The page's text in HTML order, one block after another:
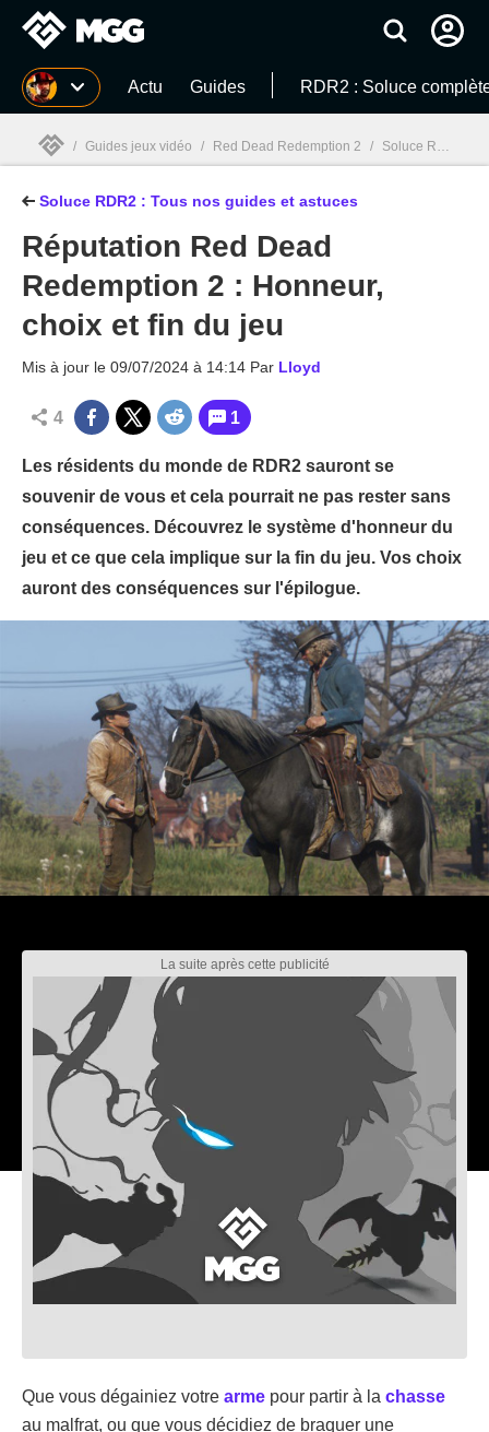
MGG Actu Guides RDR2 : Soluce
MGG
/ Guides jeux vidéo / Red Dead Redemption 2 / Soluce Red Dead Redemption 2 : Armes, carte, codes de triche... Guide complet
Soluce RDR2 : Tous nos guides et astuces
Réputation Red Dead
Redemption 2 : Honneur,
choix et fin du jeu
Mis à jour le 09/07/2024 à 14:14 Par Lloyd
4 1
Les résidents du monde de RDR2 sauront se
souvenir de vous et cela pourrait ne pas rester sans
conséquences. Découvrez le système d'honneur du
jeu et ce que cela implique sur la fin du jeu. Vos choix
auront des conséquences sur l'épilogue.
Que vous dégainiez votre arme pour partir à la chasse
au malfrat, ou que vous décidiez de braquer une